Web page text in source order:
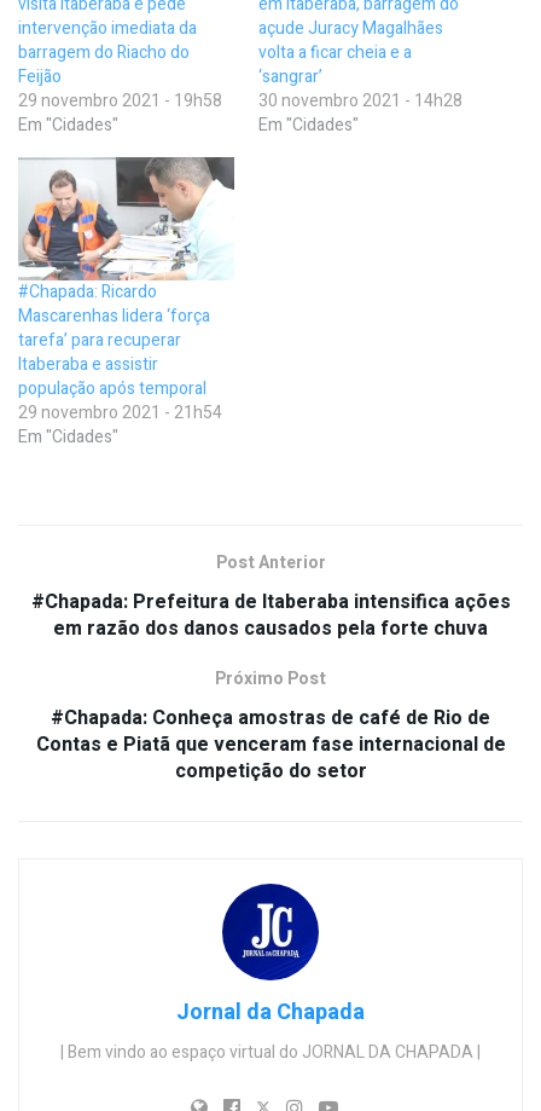
intervenção imediata da
barragem do Riacho do
Feijão
29 novembro 2021 - 19h58
Em "Cidades"
açude Juracy Magalhães
volta a ficar cheia e a
‘sangrar’
30 novembro 2021 - 14h28
Em "Cidades"
#Chapada: Ricardo
Mascarenhas lidera ‘força
tarefa’ para recuperar
Itaberaba e assistir
população após temporal
29 novembro 2021 - 21h54
Em "Cidades"
Post Anterior
#Chapada: Prefeitura de Itaberaba intensifica ações
em razão dos danos causados pela forte chuva
Próximo Post
#Chapada: Conheça amostras de café de Rio de
Contas e Piatã que venceram fase internacional de
competição do setor
Jornal da Chapada
| Bem vindo ao espaço virtual do JORNAL DA CHAPADA |